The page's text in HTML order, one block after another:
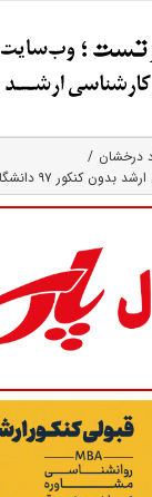
درخشان
۹۷ دانشگاه فردوسی